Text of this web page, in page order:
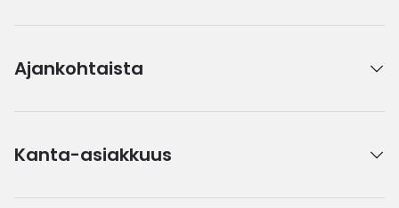
Ajankohtaista
Kanta-asiakkuus